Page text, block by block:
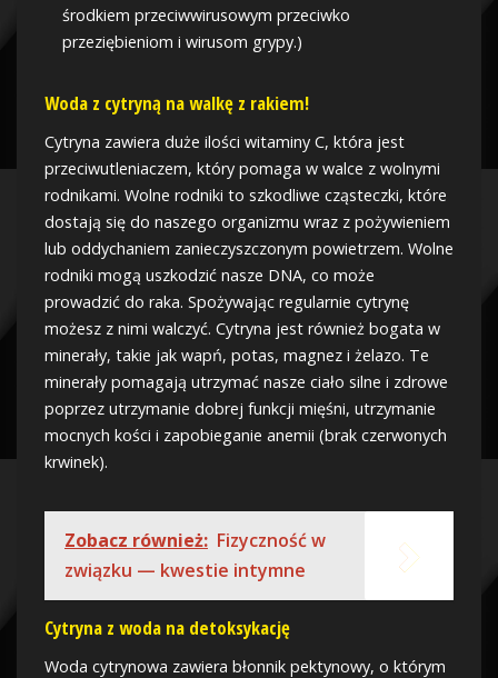
środkiem przeciwwirusowym przeciwko
przeziębieniom i wirusom grypy.)
Woda z cytryną na walkę z rakiem!
Cytryna zawiera duże ilości witaminy C, która jest
przeciwutleniaczem, który pomaga w walce z wolnymi
rodnikami. Wolne rodniki to szkodliwe cząsteczki, które
dostają się do naszego organizmu wraz z pożywieniem
lub oddychaniem zanieczyszczonym powietrzem. Wolne
rodniki mogą uszkodzić nasze DNA, co może
prowadzić do raka. Spożywając regularnie cytrynę
możesz z nimi walczyć. Cytryna jest również bogata w
minerały, takie jak wapń, potas, magnez i żelazo. Te
minerały pomagają utrzymać nasze ciało silne i zdrowe
poprzez utrzymanie dobrej funkcji mięśni, utrzymanie
mocnych kości i zapobieganie anemii (brak czerwonych
krwinek).
Zobacz również: Fizyczność w
związku — kwestie intymne
Cytryna z woda na detoksykację
Woda cytrynowa zawiera błonnik pektynowy, o którym